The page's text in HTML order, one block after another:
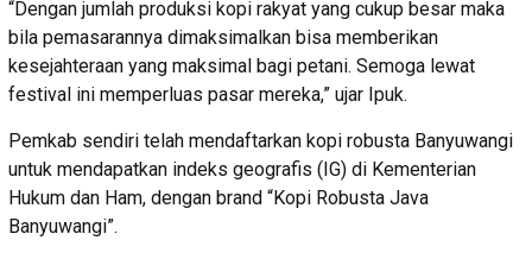
“Dengan jumlah produksi kopi rakyat yang cukup besar maka
bila pemasarannya dimaksimalkan bisa memberikan
kesejahteraan yang maksimal bagi petani. Semoga lewat
festival ini memperluas pasar mereka,” ujar Ipuk.
Pemkab sendiri telah mendaftarkan kopi robusta Banyuwangi
untuk mendapatkan indeks geografis (IG) di Kementerian
Hukum dan Ham, dengan brand “Kopi Robusta Java
Banyuwangi”.